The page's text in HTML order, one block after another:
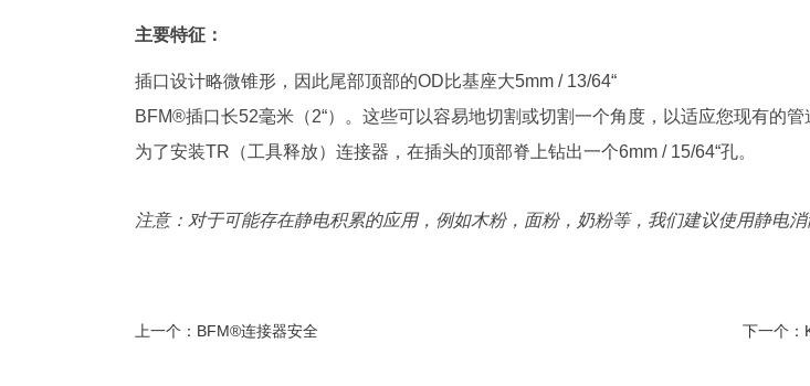
主要特征：
插口设计略微锥形，因此尾部顶部的OD比基座大5mm / 13/64“
BFM®插口长52毫米（2“）。 这些可以容易地切割或切割一个角度，以适应您现有的管
为了安装TR（工具释放）连接器，在插头的顶部脊上钻出一个6mm / 15/64“孔。
注意：对于可能存在静电积累的应用，例如木粉，面粉，奶粉等，我们建议使用静电
上一个： BFM®连接器安全 下一个：